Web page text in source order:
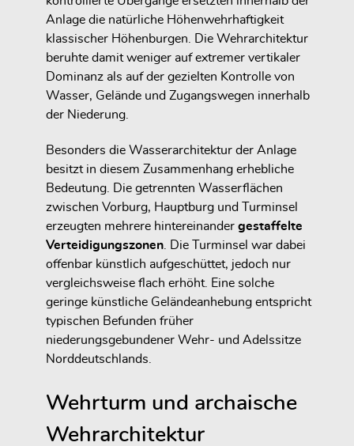
Anlage die natürliche Höhenwehrhaftigkeit
klassischer Höhenburgen. Die Wehrarchitektur
beruhte damit weniger auf extremer vertikaler
Dominanz als auf der gezielten Kontrolle von
Wasser, Gelände und Zugangswegen innerhalb
der Niederung.
Besonders die Wasserarchitektur der Anlage
besitzt in diesem Zusammenhang erhebliche
Bedeutung. Die getrennten Wasserflächen
zwischen Vorburg, Hauptburg und Turminsel
erzeugten mehrere hintereinander gestaffelte
Verteidigungszonen . Die Turminsel war dabei
offenbar künstlich aufgeschüttet, jedoch nur
vergleichsweise flach erhöht. Eine solche
geringe künstliche Geländeanhebung entspricht
typischen Befunden früher
niederungsgebundener Wehr- und Adelssitze
Norddeutschlands.
Wehrturm und archaische
Wehrarchitektur